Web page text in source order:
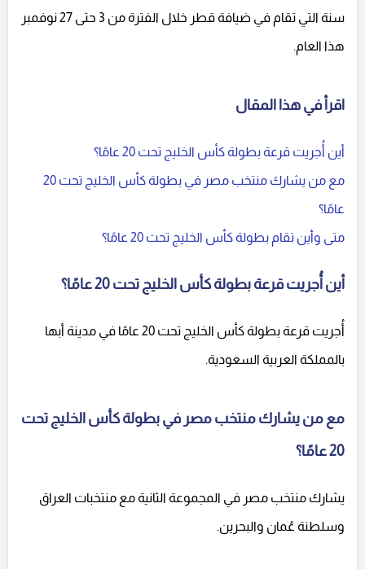
سنة التي تقام في ضيافة قطر خلال الفترة من 3 حتى 27 نوفمبر
هذا العام.
اقرأ في هذا المقال
أين أُجريت قرعة بطولة كأس الخليج تحت 20 عامًا؟
مع من يشارك منتخب مصر في بطولة كأس الخليج تحت 20
عامًا؟
متى وأين تقام بطولة كأس الخليج تحت 20 عامًا؟
أين أُجريت قرعة بطولة كأس الخليج تحت 20 عامًا؟
أُجريت قرعة بطولة كأس الخليج تحت 20 عامًا في مدينة أبها
بالمملكة العربية السعودية.
مع من يشارك منتخب مصر في بطولة كأس الخليج تحت
20 عامًا؟
يشارك منتخب مصر في المجموعة الثانية مع منتخبات العراق
وسلطنة عُمان والبحرين.